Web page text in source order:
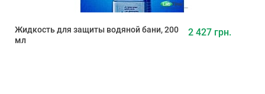
Жидкость для защиты водяной бани, 200
мл
2 427 грн.